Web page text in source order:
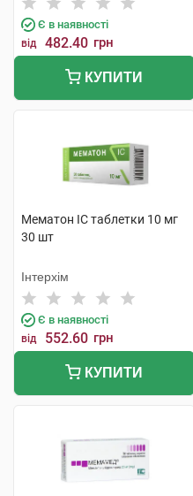
Є в наявності
від 482.40 грн
КУПИТИ
Мематон IC таблетки 10 мг
30 шт
Інтерхім
Є в наявності
від 552.60 грн
КУПИТИ